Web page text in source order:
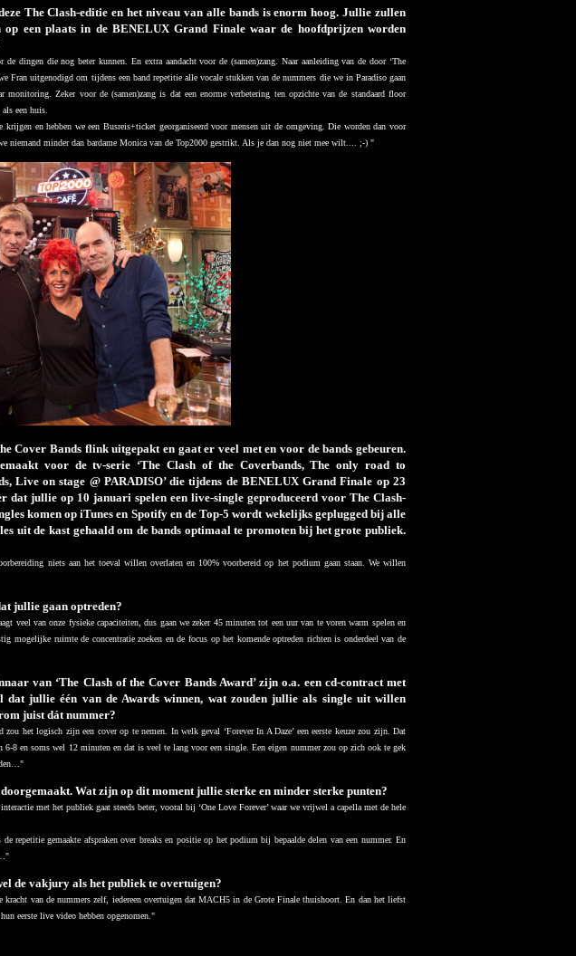
The Clash-editie en het niveau van alle bands is enorm hoog. Jullie zullen
een plaats in de BENELUX Grand Finale waar de hoofdprijzen worden
dingen die nog beter kunnen. En extra aandacht voor de (samen)zang. Naar aanleiding van de door ‘The
Fran uitgenodigd om tijdens een band repetitie alle vocale stukken van de nummers die we in Paradiso gaan
Zeker voor de (samen)zang is dat een enorme verbetering ten opzichte van de standaard floor
een huis.
en hebben we een Busreis+ticket georganiseerd voor mensen uit de omgeving. Die worden dan voor
niemand minder dan bardame Monica van de Top2000 gestrikt. Als je dan nog niet mee wilt.... ;-) "
Cover Bands flink uitgepakt en gaat er veel met en voor de bands gebeuren.
voor de tv-serie ‘The Clash of the Coverbands, The only road to
Live on stage @ PARADISO’ die tijdens de BENELUX Grand Finale op 23
dat jullie op 10 januari spelen een live-single geproduceerd voor The Clash-
komen op iTunes en Spotify en de Top-5 wordt wekelijks geplugged bij alle
uit de kast gehaald om de bands optimaal te promoten bij het grote publiek.
niets aan het toeval willen overlaten en 100% voorbereid op het podium gaan staan. We willen
jullie gaan optreden?
veel van onze fysieke capaciteiten, dus gaan we zeker 45 minuten tot een uur van te voren warm spelen en
mogelijke ruimte de concentratie zoeken en de focus op het komende optreden richten is onderdeel van de
van ‘The Clash of the Cover Bands Award’ zijn o.a. een cd-contract met
dat jullie één van de Awards winnen, wat zouden jullie als single uit willen
juist dát nummer?
het logisch zijn een cover op te nemen. In welk geval ‘Forever In A Daze’ een eerste keuze zou zijn. Dat
8 en soms wel 12 minuten en dat is veel te lang voor een single. Een eigen nummer zou op zich ook te gek
Wat zijn op dit moment jullie sterke en minder sterke punten?
met het publiek gaat steeds beter, vooral bij ‘One Love Forever’ waar we vrijwel a capella met de hele
repetitie gemaakte afspraken over breaks en positie op het podium bij bepaalde delen van een nummer. En
"
de vakjury als het publiek te overtuigen?
van de nummers zelf, iedereen overtuigen dat MACH5 in de Grote Finale thuishoort. En dan het liefst
eerste live video hebben opgenomen."